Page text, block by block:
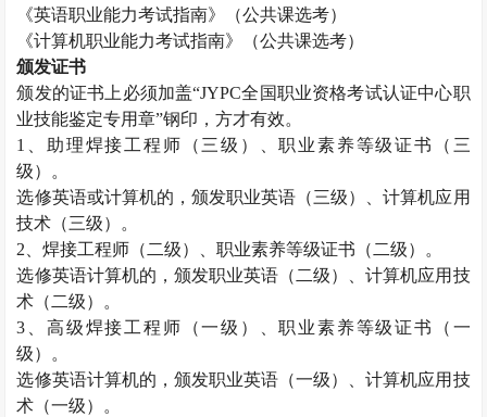
《英语职业能力考试指南》（公共课选考）
《计算机职业能力考试指南》（公共课选考）
颁发证书
颁发的证书上必须加盖“JYPC全国职业资格考试认证中心职
业技能鉴定专用章”钢印，方才有效。
1
、助理焊接工程师（三级）、职业素养等级证书（三
级）。
选修英语或计算机的，颁发职业英语（三级）、计算机应用
技术（三级）。
2 、焊接工程师（二级）、职业素养等级证书（二级）。
选修英语计算机的，颁发职业英语（二级）、计算机应用技
术（二级）。
3 、高级焊接工程师（一级）、职业素养等级证书（一
级）。
选修英语计算机的，颁发职业英语（一级）、计算机应用技
术（一级）。